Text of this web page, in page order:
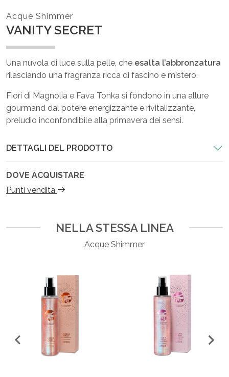
Acque Shimmer
VANITY SECRET
Una nuvola di luce sulla pelle, che esalta l’abbronzatura
rilasciando una fragranza ricca di fascino e mistero.
Fiori di Magnolia e Fava Tonka si fondono in una allure
gourmand dal potere energizzante e rivitalizzante,
preludio inconfondibile alla primavera dei sensi.
DETTAGLI DEL PRODOTTO
DOVE ACQUISTARE
Punti vendita
NELLA STESSA LINEA
Acque Shimmer